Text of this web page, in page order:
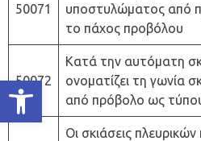
Ανοίξτε τη γραμμή εργαλείων
50071
υποστυλώματος από
το πάχος προβόλου
50072
Κατά την αυτόματη
ονοματίζει τη γωνία
από πρόβολο ως
Οι σκιάσεις